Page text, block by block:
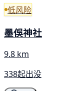
低风险
墨俁神社
9.8 km
338起出没